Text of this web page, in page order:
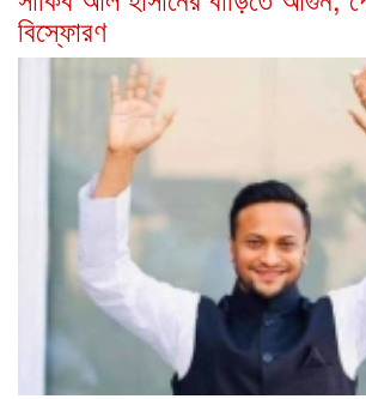
বিস্ফোরণ